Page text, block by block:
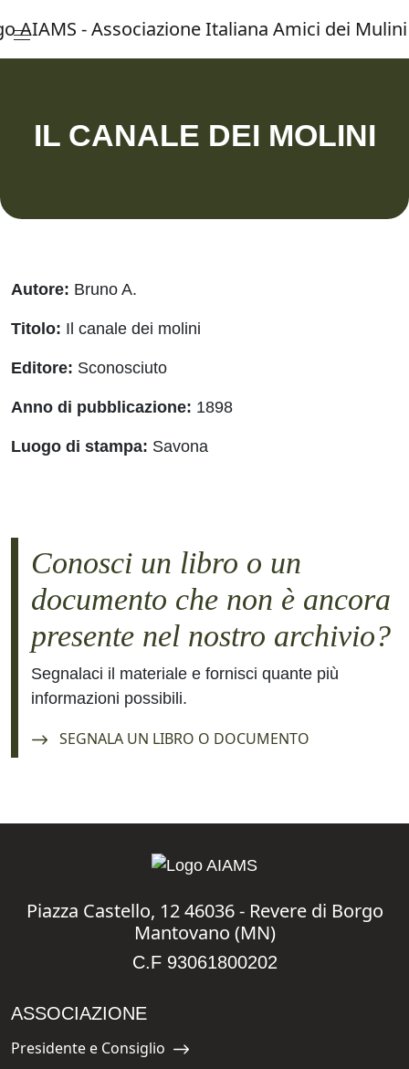
Menu principale
IL CANALE DEI MOLINI
Autore: Bruno A.
Titolo: Il canale dei molini
Editore: Sconosciuto
Anno di pubblicazione: 1898
Luogo di stampa: Savona
Conosci un libro o un
documento che non è ancora
presente nel nostro archivio?
Segnalaci il materiale e fornisci quante più
informazioni possibili.
Navigate to:
SEGNALA UN LIBRO O DOCUMENTO
Piazza Castello, 12 46036 - Revere di Borgo
Mantovano (MN)
C.F 93061800202
ASSOCIAZIONE
Navigate to:
Presidente e Consiglio